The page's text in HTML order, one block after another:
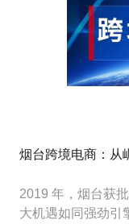
烟台跨境电商：从
2019 年，烟台获
大机遇如同强劲引